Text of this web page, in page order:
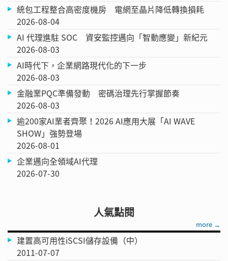
統包工程整合高密度機房 電網至晶片降低轉換損耗
2026-08-04
AI 代理進駐 SOC 資安監控邁向「智動應變」新紀元
2026-08-03
AI時代下，企業網路現代化的下一步
2026-08-03
金融業PQC準備發動 密碼治理先行掌握節奏
2026-08-03
逾200家AI業者齊聚！2026 AI應用大展「AI WAVE
SHOW」強勢登場
2026-08-01
企業邁向全領域AI代理
2026-07-30
人氣點閱
more →
建置高可用性iSCSI儲存設備（中）
2011-07-07